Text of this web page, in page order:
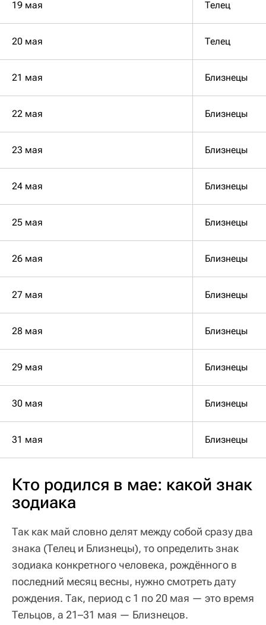
19 мая Телец
20 мая Телец
21 мая Близнецы
22 мая Близнецы
23 мая Близнецы
24 мая Близнецы
25 мая Близнецы
26 мая Близнецы
27 мая Близнецы
28 мая Близнецы
29 мая Близнецы
30 мая Близнецы
31 мая Близнецы
Кто родился в мае: какой знак
зодиака
Так как май словно делят между собой сразу два
знака (Телец и Близнецы), то определить знак
зодиака конкретного человека, рождённого в
последний месяц весны, нужно смотреть дату
рождения. Так, период с 1 по 20 мая — это время
Тельцов, а 21–31 мая — Близнецов.